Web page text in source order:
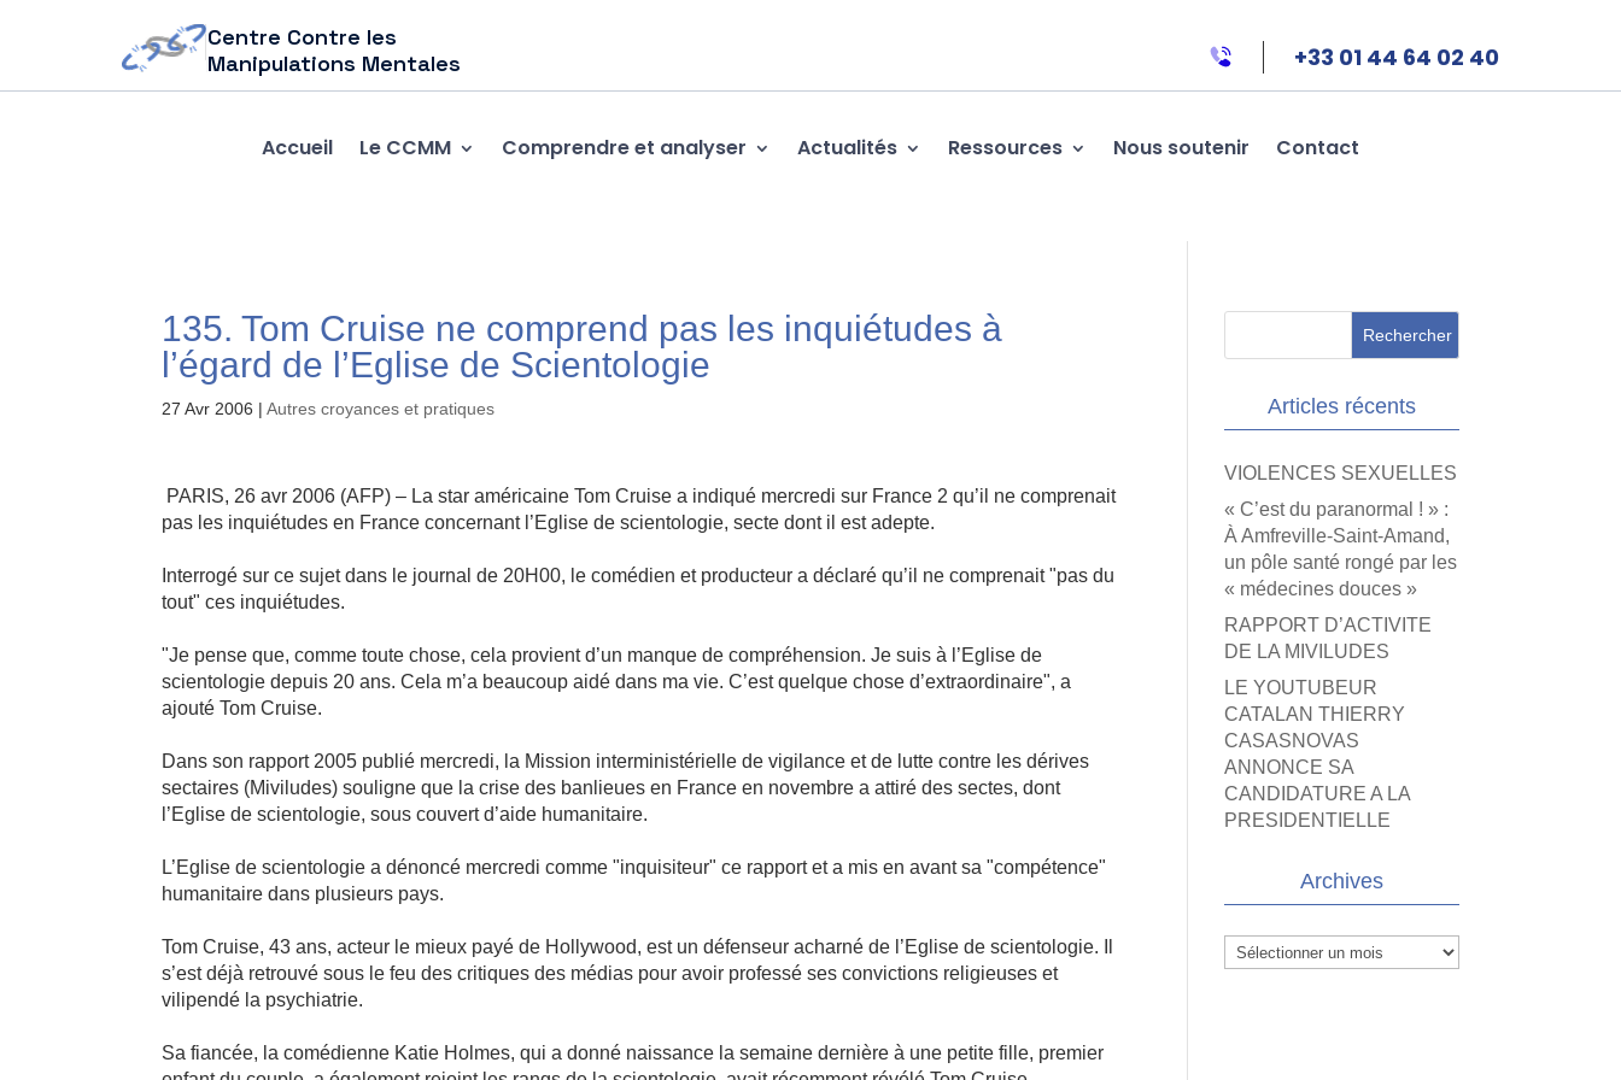
Centre Contre les
Manipulations Mentales
+33 01 44 64 02 40
Accueil Le CCMM Comprendre et analyser Actualités Ressources Nous soutenir Contact
135. Tom Cruise ne comprend pas les inquiétudes à
l’égard de l’Eglise de Scientologie
27 Avr 2006 |Autres croyances et pratiques
PARIS, 26 avr 2006 (AFP) – La star américaine Tom Cruise a indiqué mercredi sur France 2 qu’il ne comprenait
pas les inquiétudes en France concernant l’Eglise de scientologie, secte dont il est adepte.
Interrogé sur ce sujet dans le journal de 20H00, le comédien et producteur a déclaré qu’il ne comprenait "pas du
tout" ces inquiétudes.
"Je pense que, comme toute chose, cela provient d’un manque de compréhension. Je suis à l’Eglise de
scientologie depuis 20 ans. Cela m’a beaucoup aidé dans ma vie. C’est quelque chose d’extraordinaire", a
ajouté Tom Cruise.
Dans son rapport 2005 publié mercredi, la Mission interministérielle de vigilance et de lutte contre les dérives
sectaires (Miviludes) souligne que la crise des banlieues en France en novembre a attiré des sectes, dont
l’Eglise de scientologie, sous couvert d’aide humanitaire.
L’Eglise de scientologie a dénoncé mercredi comme "inquisiteur" ce rapport et a mis en avant sa "compétence"
humanitaire dans plusieurs pays.
Tom Cruise, 43 ans, acteur le mieux payé de Hollywood, est un défenseur acharné de l’Eglise de scientologie. Il
s’est déjà retrouvé sous le feu des critiques des médias pour avoir professé ses convictions religieuses et
vilipendé la psychiatrie.
Sa fiancée, la comédienne Katie Holmes, qui a donné naissance la semaine dernière à une petite fille, premier
Articles récents
VIOLENCES SEXUELLES
« C’est du paranormal ! » :
À Amfreville-Saint-Amand,
un pôle santé rongé par les
« médecines douces »
RAPPORT D’ACTIVITE
DE LA MIVILUDES
LE YOUTUBEUR
CATALAN THIERRY
CASASNOVAS
ANNONCE SA
CANDIDATURE A LA
PRESIDENTIELLE
Archives
Archives